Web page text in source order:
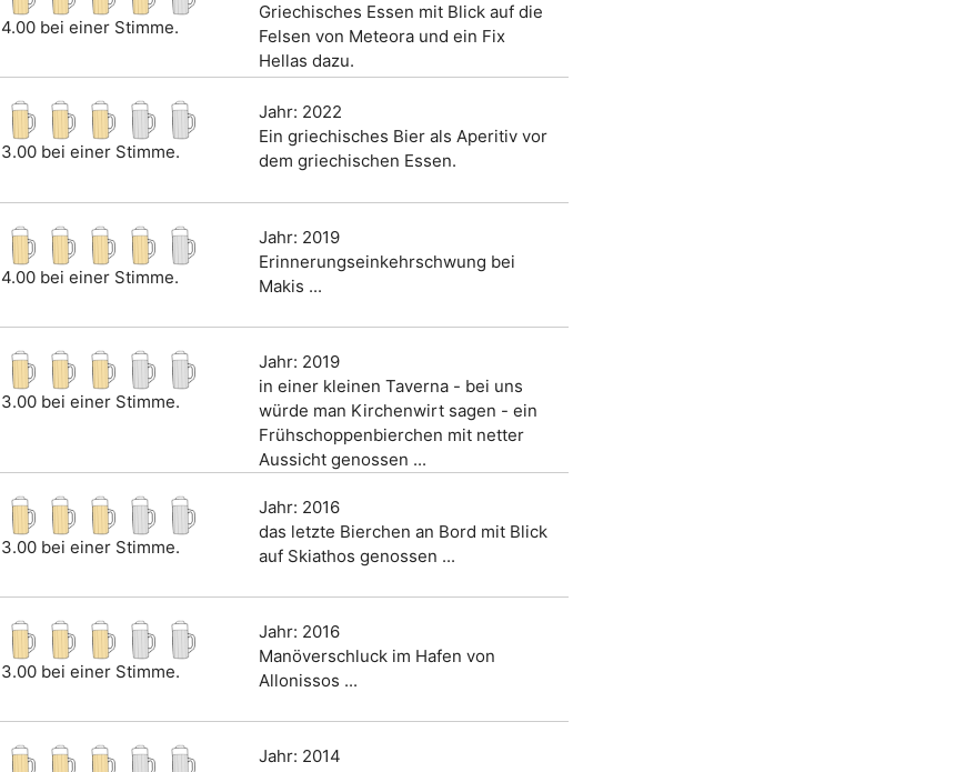
4.00 bei einer Stimme.
Griechisches Essen mit Blick auf die
Felsen von Meteora und ein Fix
Hellas dazu.
3.00 bei einer Stimme.
Jahr: 2022
Ein griechisches Bier als Aperitiv vor
dem griechischen Essen.
4.00 bei einer Stimme.
Jahr: 2019
Erinnerungseinkehrschwung bei
Makis ...
3.00 bei einer Stimme.
Jahr: 2019
in einer kleinen Taverna - bei uns
würde man Kirchenwirt sagen - ein
Frühschoppenbierchen mit netter
Aussicht genossen ...
3.00 bei einer Stimme.
Jahr: 2016
das letzte Bierchen an Bord mit Blick
auf Skiathos genossen ...
3.00 bei einer Stimme.
Jahr: 2016
Manöverschluck im Hafen von
Allonissos ...
Jahr: 2014